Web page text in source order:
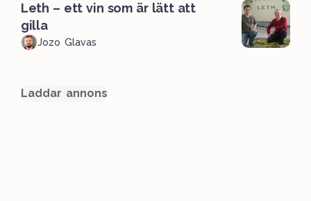
Leth – ett vin som är lätt att
gilla
Jozo Glavas
Laddar annons